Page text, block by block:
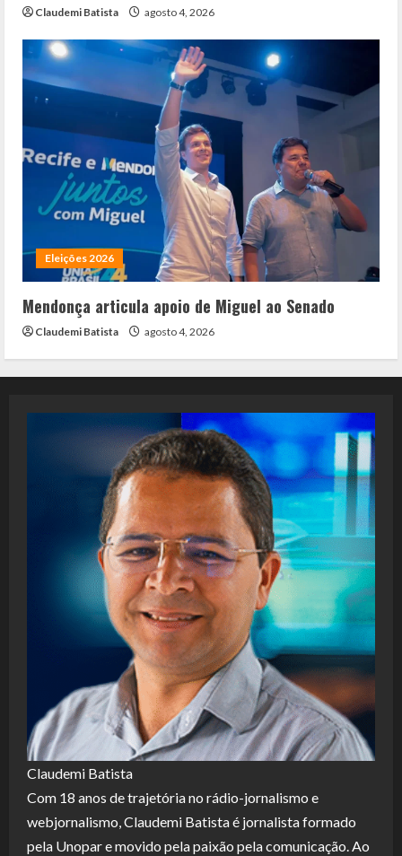
Claudemi Batista agosto 4, 2026
Eleições 2026
Mendonça articula apoio de Miguel ao Senado
Claudemi Batista agosto 4, 2026
Claudemi Batista
Com 18 anos de trajetória no rádio-jornalismo e
webjornalismo, Claudemi Batista é jornalista formado
pela Unopar e movido pela paixão pela comunicação. Ao